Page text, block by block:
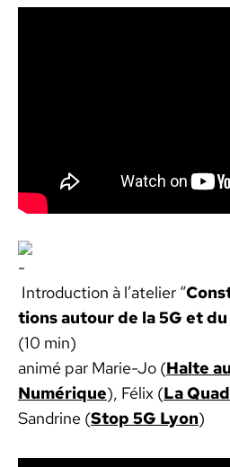
Intro­duc­tion à l’atelier “
tions autour de la 5G et
(10 min)
ani­mé par Marie-Jo (Halte
Numérique), Félix (La
San­drine (Stop 5G Lyon)